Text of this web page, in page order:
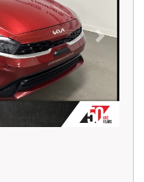
Next